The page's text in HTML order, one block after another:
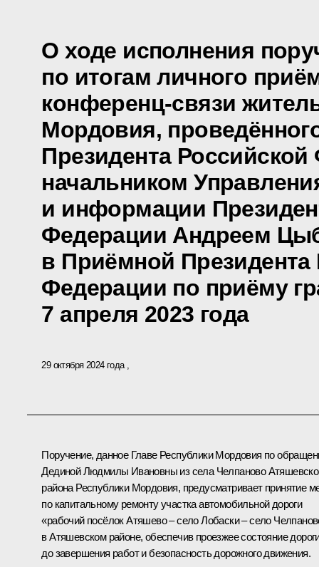
О ходе исполнения
по итогам личного
конференц-связи
Мордовия,
Президента
начальником
и информации
Федерации Андреем
в Приёмной Президента
Федерации по приёму
7 апреля 2023 года
29 октября 2024 года
Поручение, данное Главе Республики Мордовия по
Дединой Людмилы Ивановны из села Челпаново
района Республики Мордовия, предусматривает принятие
по капитальному ремонту участка автомобильной дороги
«рабочий посёлок Атяшево – село Лобаски – село
в Атяшевском районе, обеспечив проезжее состояние
до завершения работ и безопасность дорожного движения.